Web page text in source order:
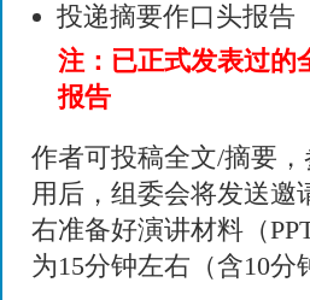
投递摘要作口头报告
注：已正式发表过的
报告
作者可投稿全文/摘要
用后，组委会将发送邀
右准备好演讲材料（
为15分钟左右（含10